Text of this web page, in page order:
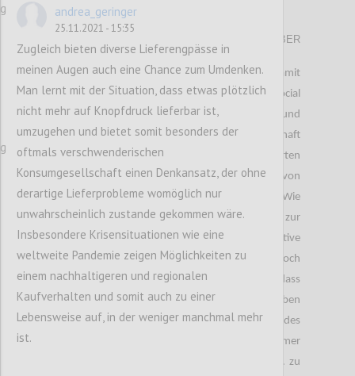
Matratzenproblem
24 NOVEMBER
2021
Der Beginn der Covid-19 Pandemie und die damit
einhergehenden Maßnahmen wie das social
distancing, haben für große Herausforderungen und
zu einem Umdenken innerhalb der Gesellschaft
geführt. Denn durch die veränderten
Lebensumstände, gewinnen einige Produkte, von
denen ich es nicht erwartet hätte, an Bedeutung. Wie
alle bereits wissen, haben die Maßnahmen zur
Eindämmung von Covid-19 einige negative
Auswirkungen auf die Wirtschaft zur Folge. Jedoch
war es meines Erachtens weniger offensichtlich, dass
diese auch gesundheitlich negative Folgen ergeben
können. Vor dem Lockdown war der Besuch des
Fitnessstudios für viele Personen von enormer
Wichtigkeit, um gesund und ,,fit“ zu werden bzw. zu
andrea_geringer
25.11.2021 - 15:35
Zugleich bieten diverse Lieferengpässe in
meinen Augen auch eine Chance zum Umdenken.
Man lernt mit der Situation, dass etwas plötzlich
nicht mehr auf Knopfdruck lieferbar ist,
umzugehen und bietet somit besonders der
oftmals verschwenderischen
Konsumgesellschaft einen Denkansatz, der ohne
derartige Lieferprobleme womöglich nur
unwahrscheinlich zustande gekommen wäre.
Insbesondere Krisensituationen wie eine
weltweite Pandemie zeigen Möglichkeiten zu
einem nachhaltigeren und regionalen
Kaufverhalten und somit auch zu einer
Lebensweise auf, in der weniger manchmal mehr
ist.